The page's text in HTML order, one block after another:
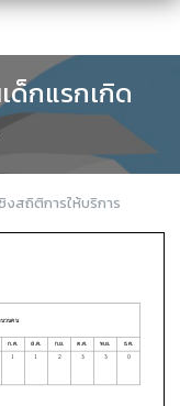
ด็กแรกเกิด
งสถิติการให้บริการ